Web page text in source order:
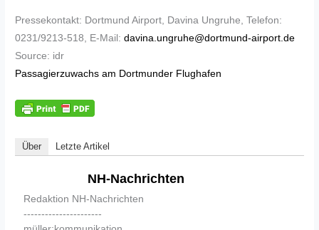
Pressekontakt: Dortmund Airport, Davina Ungruhe, Telefon:
0231/9213-518, E-Mail:davina.ungruhe@dortmund-airport.de
Source: idr
Passagierzuwachs am Dortmunder Flughafen
Über Letzte Artikel
NH-Nachrichten
Redaktion NH-Nachrichten
----------------------